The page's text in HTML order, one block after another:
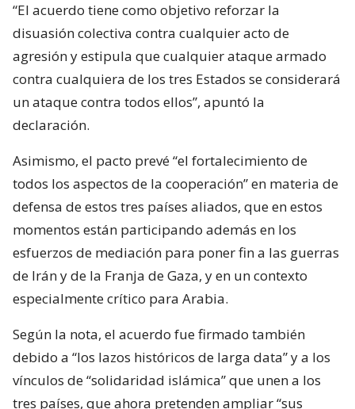
“El acuerdo tiene como objetivo reforzar la
disuasión colectiva contra cualquier acto de
agresión y estipula que cualquier ataque armado
contra cualquiera de los tres Estados se considerará
un ataque contra todos ellos”, apuntó la
declaración.
Asimismo, el pacto prevé “el fortalecimiento de
todos los aspectos de la cooperación” en materia de
defensa de estos tres países aliados, que en estos
momentos están participando además en los
esfuerzos de mediación para poner fin a las guerras
de Irán y de la Franja de Gaza, y en un contexto
especialmente crítico para Arabia.
Según la nota, el acuerdo fue firmado también
debido a “los lazos históricos de larga data” y a los
vínculos de “solidaridad islámica” que unen a los
tres países, que ahora pretenden ampliar “sus